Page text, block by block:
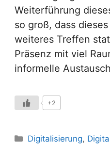
Weiterführung
so groß, dass
weiteres Treffen
Präsenz mit viel
informelle
+2
Kategorien
Digitalisierung,